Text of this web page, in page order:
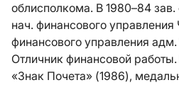
облисполкома. В 1980–84
нач. финансового управления
финансового управления адм.
Отличник финансовой
«Знак Почета» (1986),